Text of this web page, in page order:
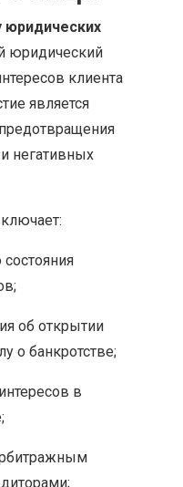
юридических
юридический
клиента
является
негативных
об открытии
о банкротстве;
в